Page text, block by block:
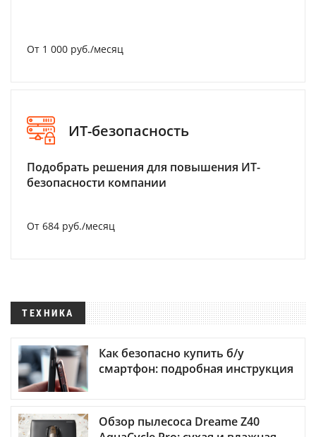
От 1 000 руб./месяц
ИТ-безопасность
Подобрать решения для повышения ИТ-
безопасности компании
От 684 руб./месяц
ТЕХНИКА
Как безопасно купить б/у
смартфон: подробная инструкция
Обзор пылесоса Dreame Z40